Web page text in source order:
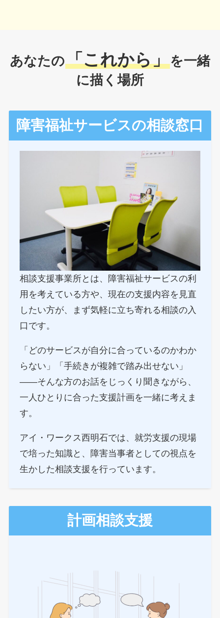
あなたの「これから」を一緒
に描く場所
障害福祉サービスの相談窓口
相談支援事業所とは、障害福祉サービスの利
用を考えている方や、現在の支援内容を見直
したい方が、まず気軽に立ち寄れる相談の入
口です。
「どのサービスが自分に合っているのかわか
らない」「手続きが複雑で踏み出せない」
——そんな方のお話をじっくり聞きながら、
一人ひとりに合った支援計画を一緒に考えま
す。
アイ・ワークス西明石では、就労支援の現場
で培った知識と、障害当事者としての視点を
生かした相談支援を行っています。
計画相談支援